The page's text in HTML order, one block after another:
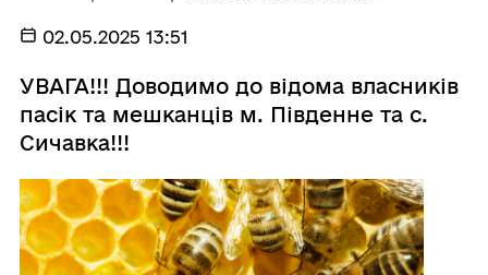
02.05.2025 13:51
УВАГА!!! Доводимо до відома власників
пасік та мешканців м. Південне та с.
Сичавка!!!